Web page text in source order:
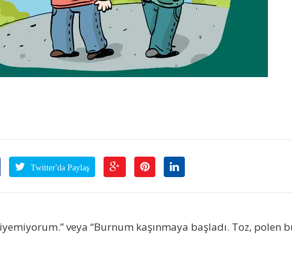
Twitter'da Paylaş
veya “Burnum kaşınmaya başladı. Toz, polen